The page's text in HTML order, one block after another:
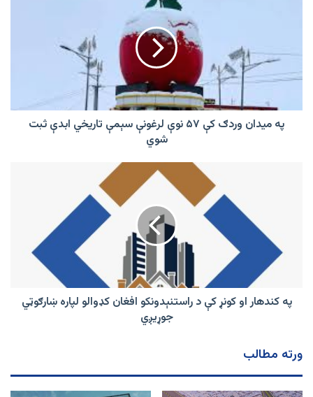
لرغونې
تاريخي
په میدان وردګ کې ۵۷ نوې لرغونې سېمې تاريخي ابدې ثبت
شوي
راستنېدونکو
لپارهپه کندهار او کونړ کې د راستنېدونکو افغان کډوالو لپاره ښارګوټي
جوړیږي
ورته مطالب